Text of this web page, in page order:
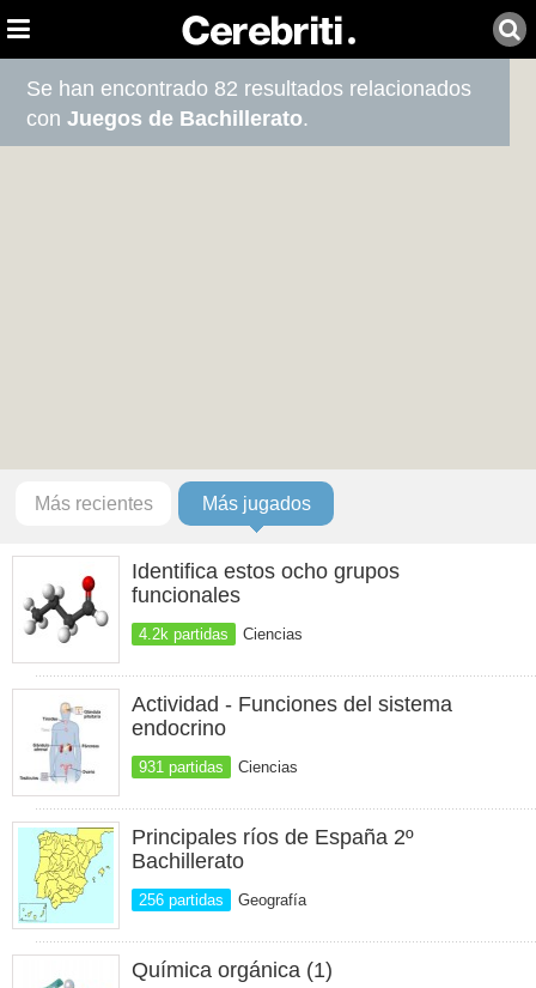
Se han encontrado 82 resultados relacionados
conJuegos de Bachillerato.
Más recientes Más jugados
Identifica estos ocho grupos
funcionales
4.2k partidas Ciencias
Actividad - Funciones del sistema
endocrino
931 partidas Ciencias
Principales ríos de España 2º
Bachillerato
256 partidas Geografía
Química orgánica (1)